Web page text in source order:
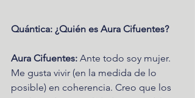
Quántica: ¿Quién es Aura Cifuentes?
Aura Cifuentes: Ante todo soy mujer.
Me gusta vivir (en la medida de lo
posible) en coherencia. Creo que los